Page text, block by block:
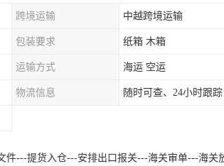
跨境运输 中越跨境运输
包装要求 纸箱 木箱
运输方式 海运 空运
物流信息 随时可查、24小时跟踪
---提货入仓---安排出口报关---海关审单---海关